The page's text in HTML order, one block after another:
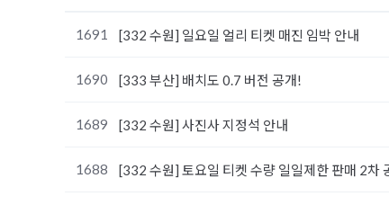
1691 [332 수원] 일요일 얼리 티켓 매진 임박 안내
1690 [333 부산] 배치도 0.7 버전 공개!
1689 [332 수원] 사진사 지정석 안내
1688 [332 수원] 토요일 티켓 수량 일일제한 판매 2차